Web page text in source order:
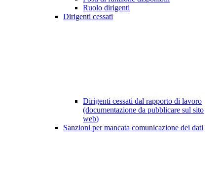
Ruolo dirigenti
Dirigenti cessati
Dirigenti cessati dal rapporto di lavoro
(documentazione da pubblicare sul sito
web)
Sanzioni per mancata comunicazione dei dati